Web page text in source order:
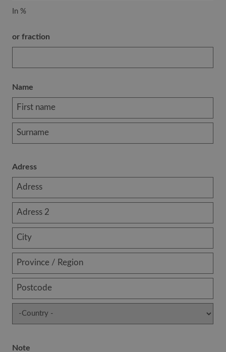
In %
or fraction
Name
Adress
Note